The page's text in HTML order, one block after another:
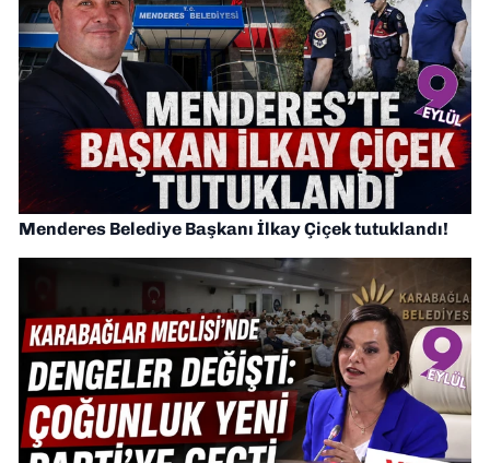
Menderes Belediye Başkanı İlkay Çiçek tutuklandı!